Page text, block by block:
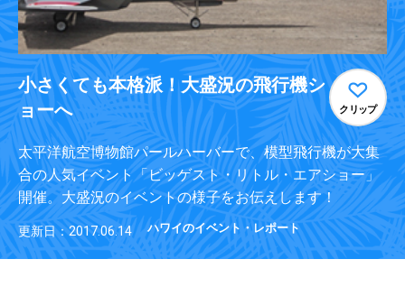
小さくても本格派！大盛況の飛行機シ
ョーへ
クリップ
太平洋航空博物館パールハーバーで、模型飛行機が大集
合の人気イベント「ビッゲスト・リトル・エアショー」
開催。大盛況のイベントの様子をお伝えします！
更新日：2017.06.14 ハワイのイベント・レポート